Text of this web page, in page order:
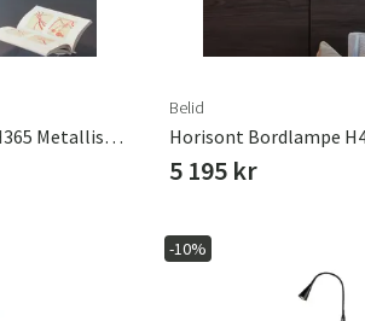
Horisont Bordlampe H365 Metallisk Champagne
Belid
5 195 kr
-10%